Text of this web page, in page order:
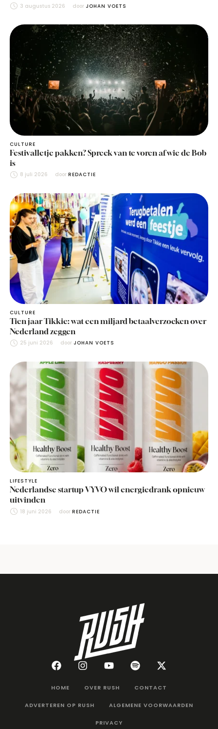
3 augustus 2026 door JOHAN VOETS
CULTURE
Festivalletje pakken? Spreek van te voren af wie de Bob
is
8 juli 2026 door REDACTIE
CULTURE
Tien jaar Tikkie: wat een miljard betaalverzoeken over
Nederland zeggen
25 juni 2026 door JOHAN VOETS
LIFESTYLE
Nederlandse startup VYVO wil energiedrank opnieuw
uitvinden
18 juni 2026 door REDACTIE
HOME OVER RUSH CONTACT
ADVERTEREN OP RUSH ALGEMENE VOORWAARDEN
PRIVACY